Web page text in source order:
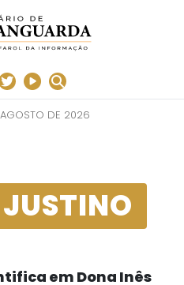
DE 2026
em Dona Inês